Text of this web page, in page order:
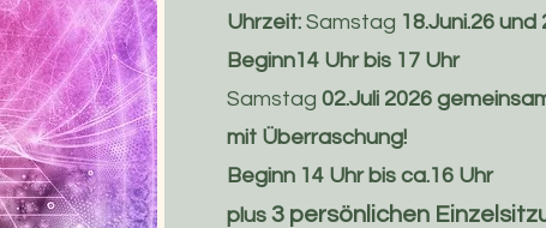
Uhrzeit: Samstag 18.Juni.26 und
Beginn14 Uhr bis 17 Uhr
Samstag 02.Juli 2026
mit Überraschung!
Beginn 14 Uhr bis ca.16 Uhr
plus 3 persönlichen